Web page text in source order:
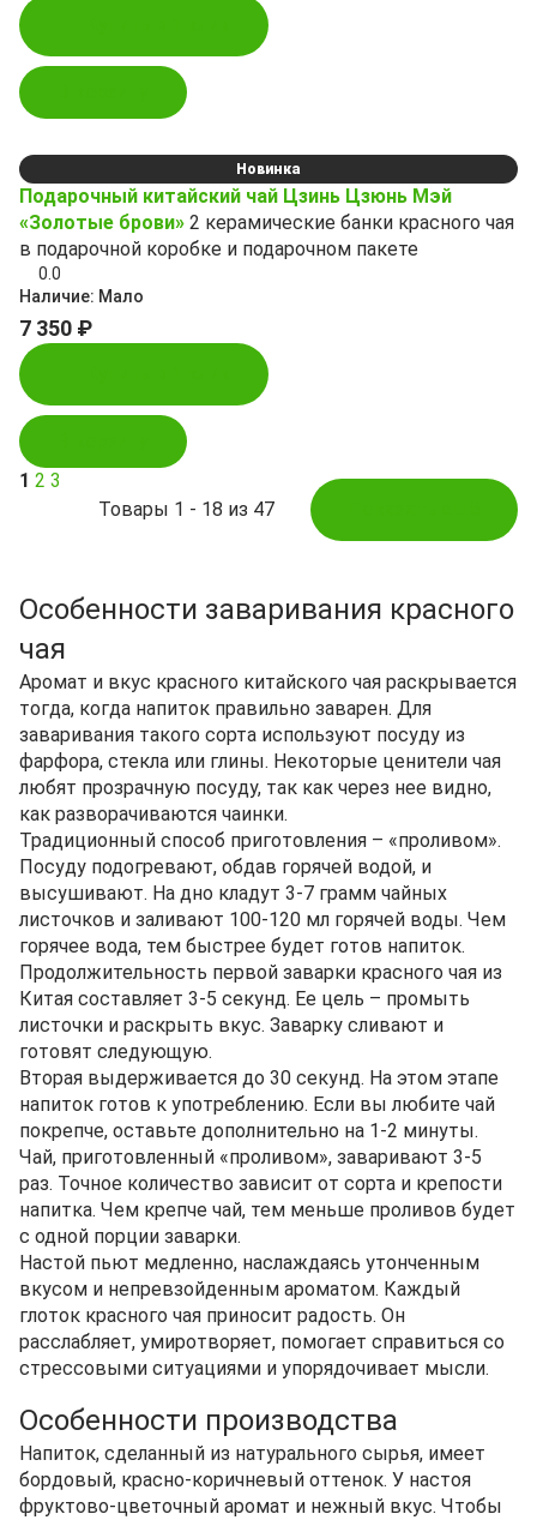
Новинка
Подарочный китайский чай Цзинь Цзюнь Мэй
«Золотые брови» 2 керамические банки красного чая
в подарочной коробке и подарочном пакете
0.0
Наличие: Мало
7 350 ₽
Товары 1 - 18 из 47
1 2 3
Особенности заваривания красного
чая
Аромат и вкус красного китайского чая раскрывается
тогда, когда напиток правильно заварен. Для
заваривания такого сорта используют посуду из
фарфора, стекла или глины. Некоторые ценители чая
любят прозрачную посуду, так как через нее видно,
как разворачиваются чаинки.
Традиционный способ приготовления – «проливом».
Посуду подогревают, обдав горячей водой, и
высушивают. На дно кладут 3-7 грамм чайных
листочков и заливают 100-120 мл горячей воды. Чем
горячее вода, тем быстрее будет готов напиток.
Продолжительность первой заварки красного чая из
Китая составляет 3-5 секунд. Ее цель – промыть
листочки и раскрыть вкус. Заварку сливают и
готовят следующую.
Вторая выдерживается до 30 секунд. На этом этапе
напиток готов к употреблению. Если вы любите чай
покрепче, оставьте дополнительно на 1-2 минуты.
Чай, приготовленный «проливом», заваривают 3-5
раз. Точное количество зависит от сорта и крепости
напитка. Чем крепче чай, тем меньше проливов будет
с одной порции заварки.
Настой пьют медленно, наслаждаясь утонченным
вкусом и непревзойденным ароматом. Каждый
глоток красного чая приносит радость. Он
расслабляет, умиротворяет, помогает справиться со
стрессовыми ситуациями и упорядочивает мысли.
Особенности производства
Напиток, сделанный из натурального сырья, имеет
бордовый, красно-коричневый оттенок. У настоя
фруктово-цветочный аромат и нежный вкус. Чтобы